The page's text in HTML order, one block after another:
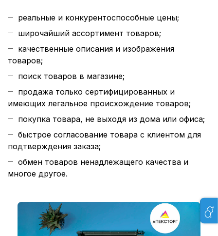
реальные и конкурентоспособные цены;
широчайший ассортимент товаров;
качественные описания и изображения
товаров;
поиск товаров в магазине;
продажа только сертифицированных и
имеющих легальное происхождение товаров;
покупка товара, не выходя из дома или офиса;
быстрое согласование товара с клиентом для
подтверждения заказа;
обмен товаров ненадлежащего качества и
многое другое.